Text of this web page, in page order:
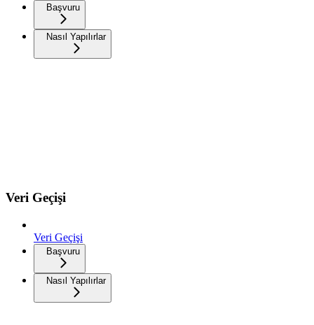
Başvuru
Nasıl Yapılırlar
Veri Geçişi
Veri Geçişi
Başvuru
Nasıl Yapılırlar